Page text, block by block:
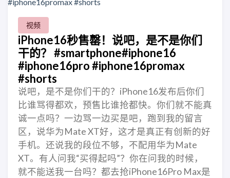
视频
iPhone16秒售罄！说吧，是不是你们
干的？ #smartphone#iphone16
#iphone16pro #iphone16promax
#shorts
说吧，是不是你们干的？iPhone16发布后你们
比谁骂得都欢，预售比谁抢都快。你们就不能真
诚一点吗？一边骂一边买是吧，跑到我的留言
区，说华为Mate XT好，这才是真正有创新的好
手机。还说我的段位不够，不配用华为Mate
XT。有人问我“买得起吗”？你在问我的时候，
就不能送我一台吗？都去抢iPhone16Pro Max是